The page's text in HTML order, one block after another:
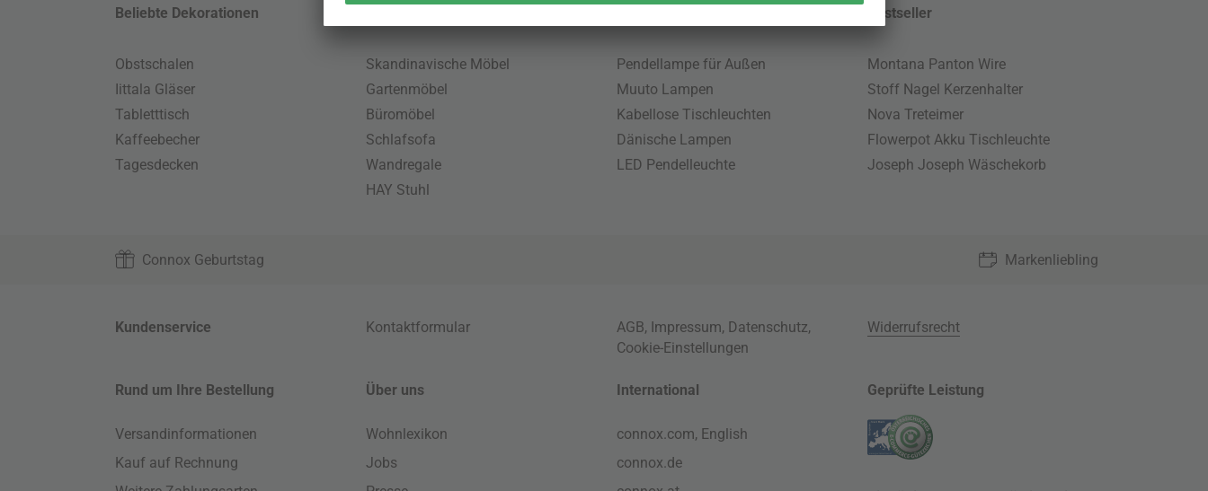
Beliebte Dekorationen
Obstschalen
Iittala Gläser
Tabletttisch
Kaffeebecher
Tagesdecken
Skandinavische Möbel
Gartenmöbel
Büromöbel
Schlafsofa
Wandregale
HAY Stuhl
Pendellampe für Außen
Muuto Lampen
Kabellose Tischleuchten
Dänische Lampen
LED Pendelleuchte
Bestseller
Montana Panton Wire
Stoff Nagel Kerzenhalter
Nova Treteimer
Flowerpot Akku Tischleuchte
Joseph Joseph Wäschekorb
Connox Geburtstag Markenliebling
Kundenservice Kontaktformular AGB, Impressum, Datenschutz,
Cookie-Einstellungen
Widerrufsrecht
Rund um Ihre Bestellung
Versandinformationen
Kauf auf Rechnung
Über uns
Wohnlexikon
Jobs
International
connox.com, English
connox.de
Geprüfte Leistung